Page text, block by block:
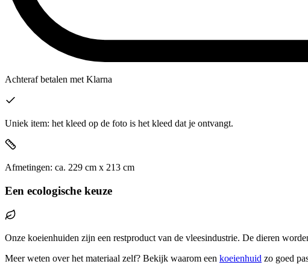
Achteraf betalen met Klarna
Uniek item: het kleed op de foto is het kleed dat je ontvangt.
Afmetingen: ca. 229 cm x 213 cm
Een ecologische keuze
Onze koeienhuiden zijn een restproduct van de vleesindustrie. De dieren
Meer weten over het materiaal zelf? Bekijk waarom een koeienhuid zo goed